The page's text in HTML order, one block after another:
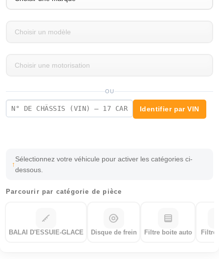
OU
Identifier par VIN
Sélectionnez votre véhicule pour activer les catégories ci-
dessous.
Parcourir par catégorie de pièce
BALAI D'ESSUIE-GLACE Disque de frein Filtre boite auto